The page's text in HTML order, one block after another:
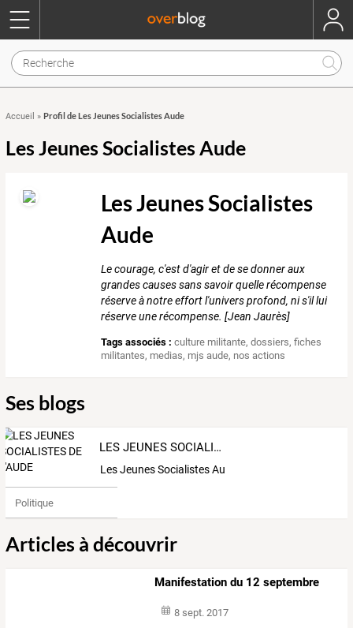
Accueil » Profil de Les Jeunes Socialistes Aude
Les Jeunes Socialistes Aude
Les Jeunes Socialistes
Aude
Le courage, c'est d'agir et de se donner aux
grandes causes sans savoir quelle récompense
réserve à notre effort l'univers profond, ni s'il lui
réserve une récompense. [Jean Jaurès]
Tags associés : culture militante,dossiers,fiches
militantes, medias, mjs aude, nos actions
Ses blogs
LES JEUNES SOCIALISTES DE L'AUDE
Les Jeunes Socialistes Aude
Politique
Articles à découvrir
Manifestation du 12 septembre
8 sept. 2017